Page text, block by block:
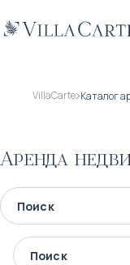
VillaCarte Каталог
Аренда